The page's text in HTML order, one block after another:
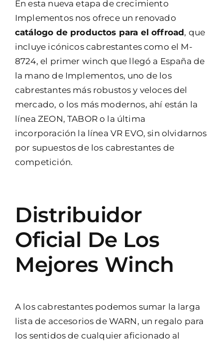
En esta nueva etapa de crecimiento
Implementos nos ofrece un renovado
catálogo de productos para el offroad, que
incluye icónicos cabrestantes como el M-
8724, el primer winch que llegó a España de
la mano de Implementos, uno de los
cabrestantes más robustos y veloces del
mercado, o los más modernos, ahí están la
línea ZEON, TABOR o la última
incorporación la línea VR EVO, sin olvidarnos
por supuestos de los cabrestantes de
competición.
Distribuidor
Oficial De Los
Mejores Winch
A los cabrestantes podemos sumar la larga
lista de accesorios de WARN, un regalo para
los sentidos de cualquier aficionado al